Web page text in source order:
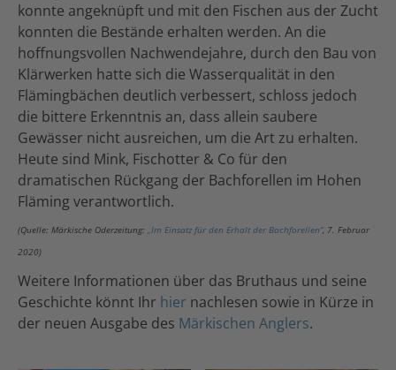
konnte angeknüpft und mit den Fischen aus der Zucht
konnten die Bestände erhalten werden. An die
hoffnungsvollen Nachwendejahre, durch den Bau von
Klärwerken hatte sich die Wasserqualität in den
Flämingbächen deutlich verbessert, schloss jedoch
die bittere Erkenntnis an, dass allein saubere
Gewässer nicht ausreichen, um die Art zu erhalten.
Heute sind Mink, Fischotter & Co für den
dramatischen Rückgang der Bachforellen im Hohen
Fläming verantwortlich.
(Quelle: Märkische Oderzeitung: „Im Einsatz für den Erhalt der Bachforellen“, 7. Februar
2020)
Weitere Informationen über das Bruthaus und seine
Geschichte könnt Ihr hier nachlesen sowie in Kürze in
der neuen Ausgabe des Märkischen Anglers.